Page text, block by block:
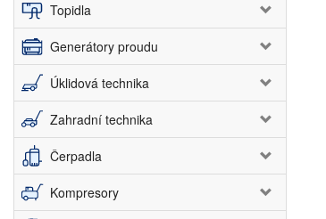
Topidla
Generátory proudu
Úklidová technika
Zahradní technika
Čerpadla
Kompresory